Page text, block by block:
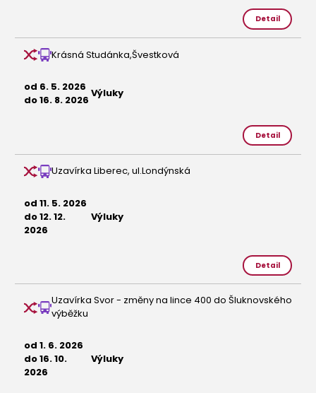
Detail
Krásná Studánka,Švestková
od 6. 5. 2026
do 16. 8. 2026 Výluky
Detail
Uzavírka Liberec, ul.Londýnská
od 11. 5. 2026
do 12. 12.
2026
Výluky
Detail
Uzavírka Svor - změny na lince 400 do Šluknovského
výběžku
od 1. 6. 2026
do 16. 10.
2026
Výluky